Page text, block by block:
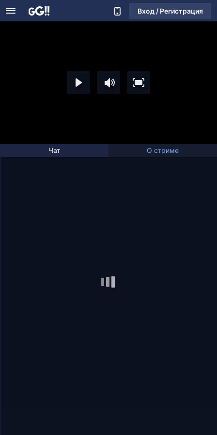
Вход / Регистрация
Чат О стриме